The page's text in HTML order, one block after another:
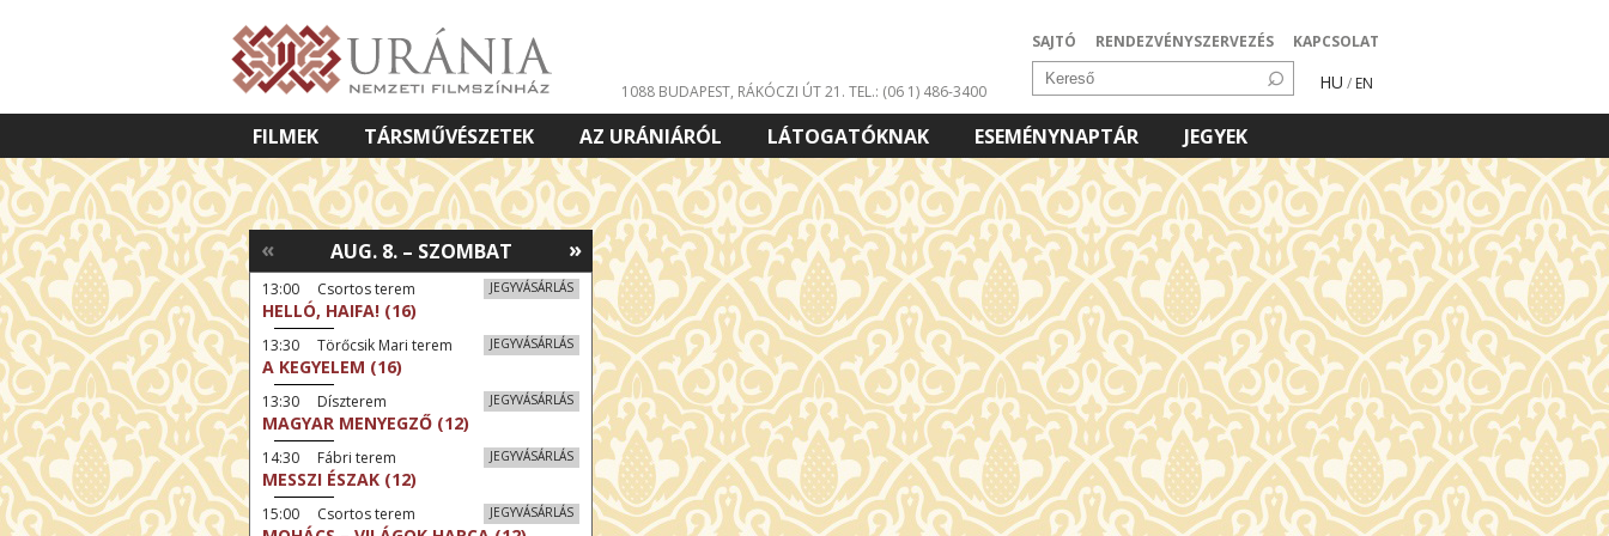
SAJTÓ RENDEZVÉNYSZERVEZÉS KAPCSOLAT
HU / EN
1088 BUDAPEST, RÁKÓCZI ÚT 21. TEL.: (06 1) 486-3400
FILMEK TÁRSMŰVÉSZETEK AZ URÁNIÁRÓL LÁTOGATÓKNAK ESEMÉNYNAPTÁR
JEGYEK
VETÍTETT KÉPES ELŐADÁSOK
»
AUG. 8. – SZOMBAT
«
JEGYVÁSÁRLÁS
13:00 Csortos terem
HELLÓ, HAIFA! (16)
JEGYVÁSÁRLÁS
13:30 Törőcsik Mari terem
A KEGYELEM (16)
JEGYVÁSÁRLÁS
13:30 Díszterem
MAGYAR MENYEGZŐ (12)
JEGYVÁSÁRLÁS
14:30 Fábri terem
MESSZI ÉSZAK (12)
JEGYVÁSÁRLÁS
15:00 Csortos terem